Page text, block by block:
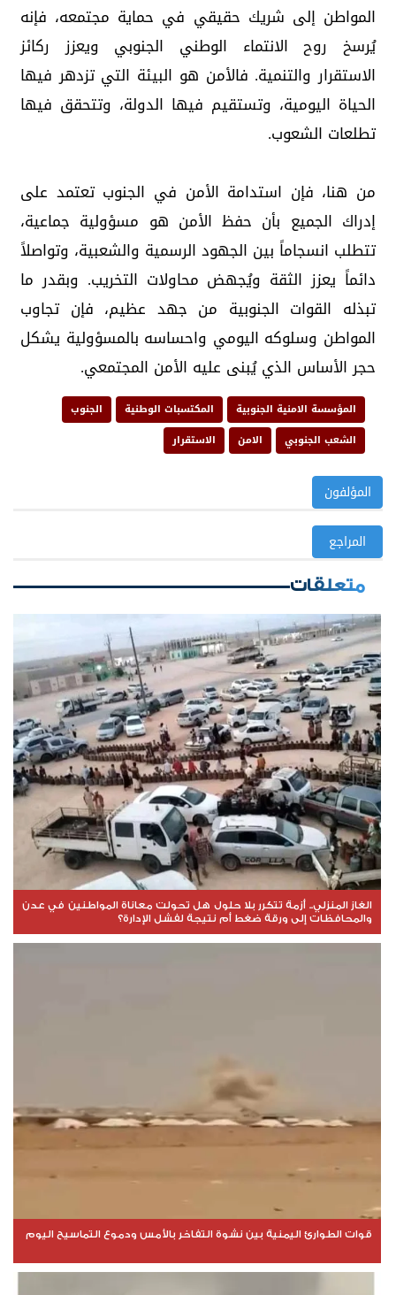
المواطن إلى شريك حقيقي في حماية مجتمعه، فإنه
يُرسخ روح الانتماء الوطني الجنوبي ويعزز ركائز
الاستقرار والتنمية. فالأمن هو البيئة التي تزدهر فيها
الحياة اليومية، وتستقيم فيها الدولة، وتتحقق فيها
تطلعات الشعوب.
من هنا، فإن استدامة الأمن في الجنوب تعتمد على
إدراك الجميع بأن حفظ الأمن هو مسؤولية جماعية،
تتطلب انسجاماً بين الجهود الرسمية والشعبية، وتواصلاً
دائماً يعزز الثقة ويُجهض محاولات التخريب. وبقدر ما
تبذله القوات الجنوبية من جهد عظيم، فإن تجاوب
المواطن وسلوكه اليومي واحساسه بالمسؤولية يشكل
حجر الأساس الذي يُبنى عليه الأمن المجتمعي.
المؤسسة الامنية الجنوبية المكتسبات الوطنية
الجنوب
الشعب الجنوبي
الامن الاستقرار
المؤلفون
المراجع
متعلقات
الغاز المنزلي.. أزمة تتكرر بلا حلول هل تحولت معاناة المواطنين في عدن
والمحافظات إلى ورقة ضغط أم نتيجة لفشل الإدارة؟
قوات الطوارئ اليمنية بين نشوة التفاخر بالأمس ودموع التماسيح اليوم